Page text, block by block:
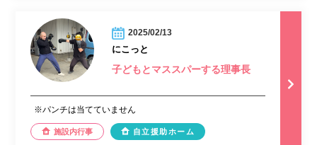
2025/02/13
にこっと
子どもとマススパーする理事長
※パンチは当てていません
施設内行事 自立援助ホーム